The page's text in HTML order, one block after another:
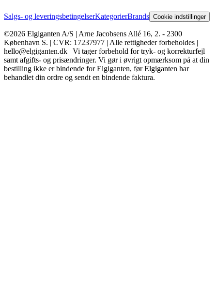
Salgs- og leveringsbetingelserKategorierBrands Cookie indstillinger
©2026 Elgiganten A/S | Arne Jacobsens Allé 16, 2. - 2300
København S. | CVR: 17237977 | Alle rettigheder forbeholdes |
hello@elgiganten.dk | Vi tager forbehold for tryk- og korrekturfejl
samt afgifts- og prisændringer. Vi gør i øvrigt opmærksom på at din
bestilling ikke er bindende for Elgiganten, før Elgiganten har
behandlet din ordre og sendt en bindende faktura.